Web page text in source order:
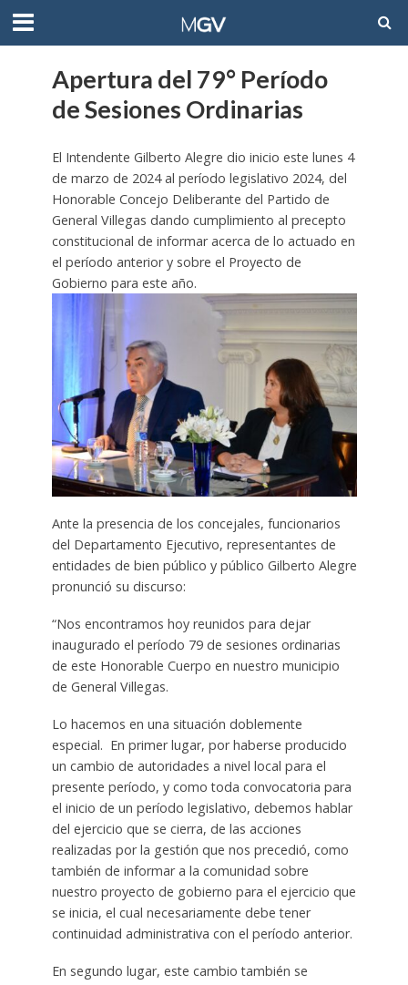
Apertura del 79° Período
de Sesiones Ordinarias
El Intendente Gilberto Alegre dio inicio este lunes 4
de marzo de 2024 al período legislativo 2024, del
Honorable Concejo Deliberante del Partido de
General Villegas dando cumplimiento al precepto
constitucional de informar acerca de lo actuado en
el período anterior y sobre el Proyecto de
Gobierno para este año.
Ante la presencia de los concejales, funcionarios
del Departamento Ejecutivo, representantes de
entidades de bien público y público Gilberto Alegre
pronunció su discurso:
“Nos encontramos hoy reunidos para dejar
inaugurado el período 79 de sesiones ordinarias
de este Honorable Cuerpo en nuestro municipio
de General Villegas.
Lo hacemos en una situación doblemente
especial. En primer lugar, por haberse producido
un cambio de autoridades a nivel local para el
presente período, y como toda convocatoria para
el inicio de un período legislativo, debemos hablar
del ejercicio que se cierra, de las acciones
realizadas por la gestión que nos precedió, como
también de informar a la comunidad sobre
nuestro proyecto de gobierno para el ejercicio que
se inicia, el cual necesariamente debe tener
continuidad administrativa con el período anterior.
En segundo lugar, este cambio también se